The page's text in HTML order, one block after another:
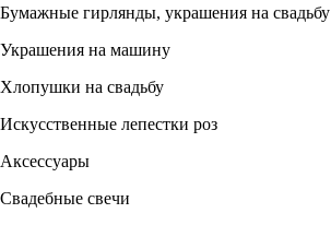
Бумажные гирлянды, украшения на свадьбу
Украшения на машину
Хлопушки на свадьбу
Искусственные лепестки роз
Аксессуары
Свадебные свечи